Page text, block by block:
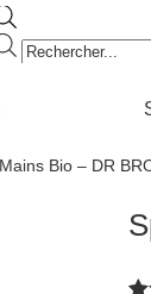
Recherche
de
Bio – DR